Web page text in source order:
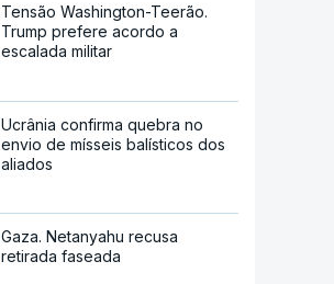
Tensão Washington-Teerão.
Trump prefere acordo a
escalada militar
Ucrânia confirma quebra no
envio de mísseis balísticos dos
aliados
Gaza. Netanyahu recusa
retirada faseada